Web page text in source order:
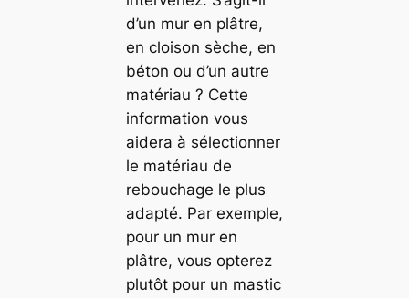
d’un mur en plâtre,
en cloison sèche, en
béton ou d’un autre
matériau ? Cette
information vous
aidera à sélectionner
le matériau de
rebouchage le plus
adapté. Par exemple,
pour un mur en
plâtre, vous opterez
plutôt pour un mastic